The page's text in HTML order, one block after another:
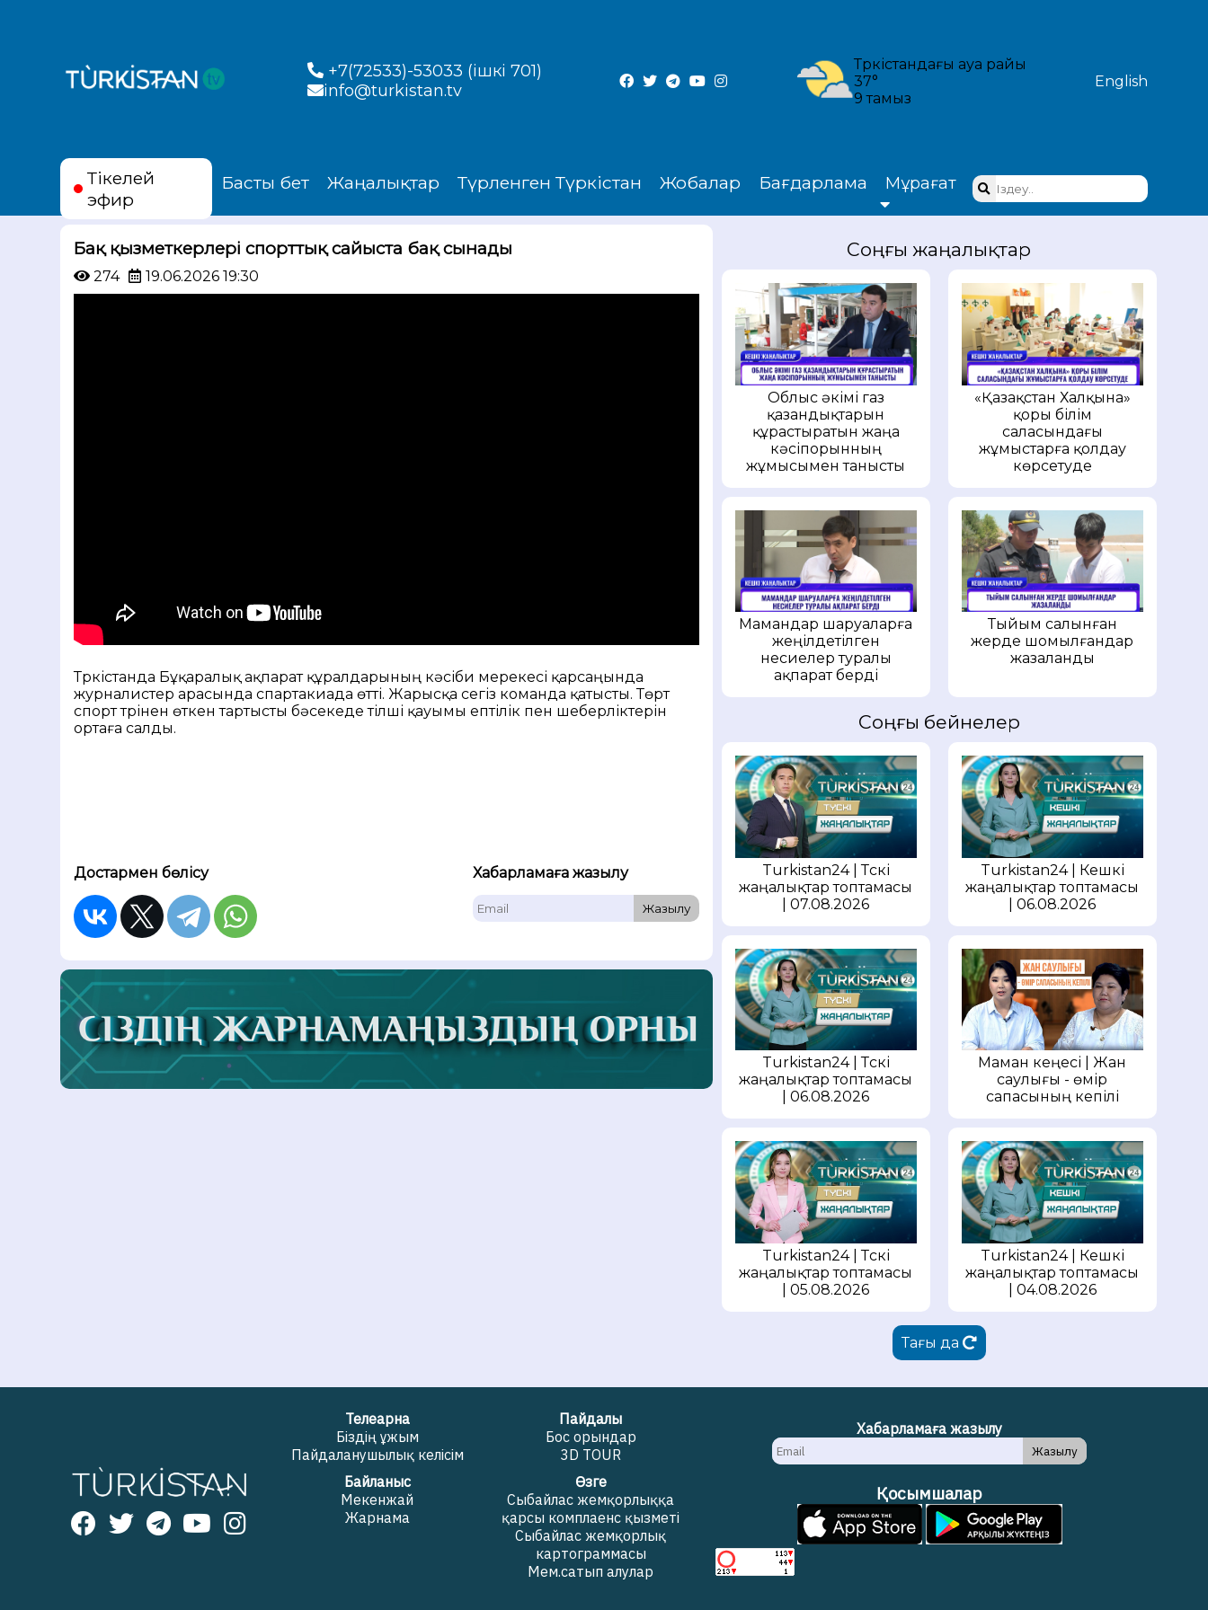
+7(72533)-53033 (ішкі 701)
info@turkistan.tv
Түркістандағы ауа райы
37°
9 тамыз
English
Тікелей
эфир
Басты бет Жаңалықтар Түрленген Түркістан Жобалар Бағдарлама Мұрағат
Бақ қызметкерлері спорттық сайыста бақ сынады
274 19.06.2026 19:30
Түркістанда Бұқаралық ақпарат құралдарының кәсіби мерекесі қарсаңында
журналистер арасында спартакиада өтті. Жарысқа сегіз команда қатысты. Төрт
спорт түрінен өткен тартысты бәсекеде тілші қауымы ептілік пен шеберліктерін
ортаға салды.
Достармен бөлісу Хабарламаға жазылу
Жазылу
Соңғы жаңалықтар
Облыс әкімі газ
қазандықтарын
құрастыратын жаңа
кәсіпорынның
жұмысымен танысты
«Қазақстан Халқына»
қоры білім
саласындағы
жұмыстарға қолдау
көрсетуде
Мамандар шаруаларға
жеңілдетілген
несиелер туралы
ақпарат берді
Тыйым салынған
жерде шомылғандар
жазаланды
Соңғы бейнелер
Turkistan24 | Түскі
жаңалықтар топтамасы
| 07.08.2026
Turkistan24 | Кешкі
жаңалықтар топтамасы
| 06.08.2026
Turkistan24 | Түскі
жаңалықтар топтамасы
| 06.08.2026
Маман кеңесі | Жан
саулығы - өмір
сапасының кепілі
Turkistan24 | Түскі
жаңалықтар топтамасы
| 05.08.2026
Turkistan24 | Кешкі
жаңалықтар топтамасы
| 04.08.2026
Тағы да
Телеарна
Біздің ұжым
Пайдаланушылық келісім
Пайдалы
Бос орындар
3D TOUR
Байланыс
Мекенжай
Жарнама
Өзге
Сыбайлас жемқорлыққа
қарсы комплаенс қызметі
Сыбайлас жемқорлық
картограммасы
Мем.сатып алулар
Хабарламаға жазылу
Жазылу
Қосымшалар